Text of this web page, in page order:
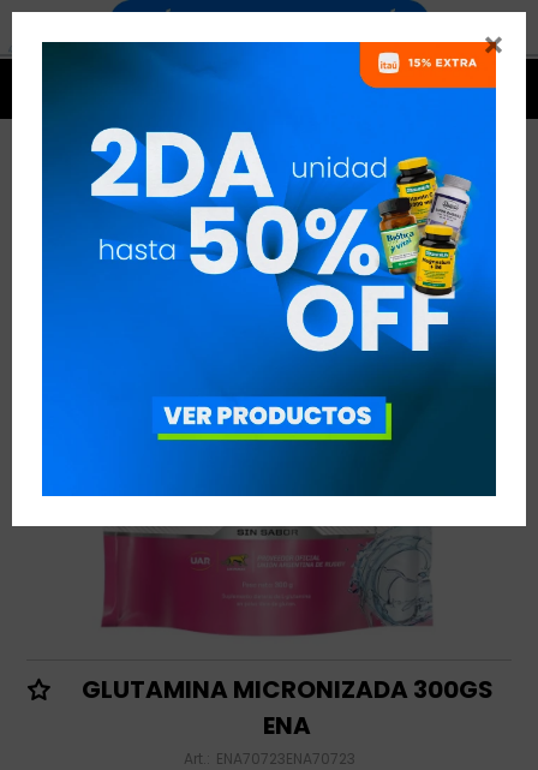

GLUTAMINA MICRONIZADA 300GS
ENA
ENA70723ENA70723